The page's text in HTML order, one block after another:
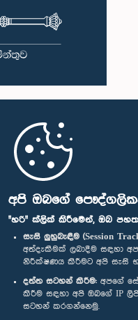
අපි ඔබගේ
"හරි" ක්ලික් කිරීමෙන්, ඔබ
සැසි ලුහුබැඳීම (Session
අත්දැකීමක් ලබාදීම සඳහා
නිරීක්ෂණය කිරීමට අපි සැසි
දත්ත සටහන් කිරීම: අපගේ
කිරීම සඳහා අපි ඔබගේ IP
සටහන් කරගන්නෙමු.